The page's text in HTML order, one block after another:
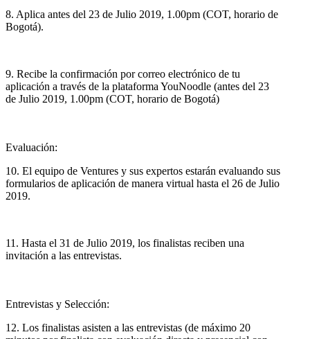
8. Aplica antes del 23 de Julio 2019, 1.00pm (COT, horario de
Bogotá).
9. Recibe la confirmación por correo electrónico de tu
aplicación a través de la plataforma YouNoodle (antes del 23
de Julio 2019, 1.00pm (COT, horario de Bogotá)
Evaluación:
10. El equipo de Ventures y sus expertos estarán evaluando sus
formularios de aplicación de manera virtual hasta el 26 de Julio
2019.
11. Hasta el 31 de Julio 2019, los finalistas reciben una
invitación a las entrevistas.
Entrevistas y Selección:
12. Los finalistas asisten a las entrevistas (de máximo 20